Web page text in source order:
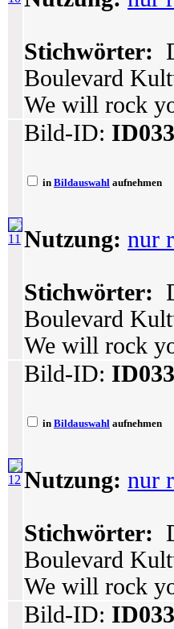
Stichwörter:
Boulevard
We will rock
11
Bild-ID:
in Bildauswahl aufnehmen
Nutzung: nur
Stichwörter:
Boulevard
We will rock
12
Bild-ID:
in Bildauswahl aufnehmen
Nutzung: nur
Stichwörter:
Boulevard
We will rock
Bild-ID: